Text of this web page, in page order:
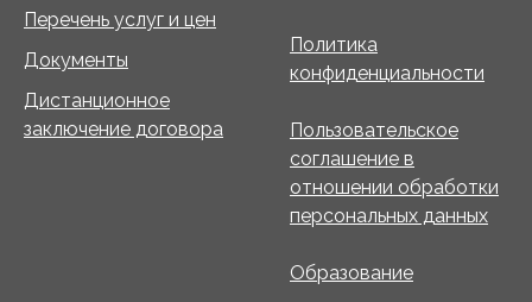
Перечень услуг и цен
Документы
Дистанционное
заключение договора
Политика
конфиденциальности
Пользовательское
соглашение в
отношении обработки
персональных данных
Образование